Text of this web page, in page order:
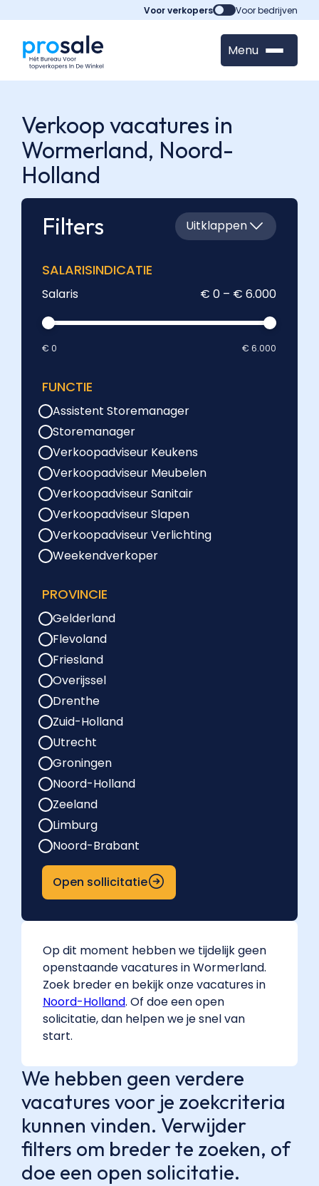
Voor verkopers Voor bedrijven
Menu
Verkoop vacatures in
Wormerland, Noord-
Holland
Filters
Uitklappen
SALARISINDICATIE
Salaris € 0 – € 6.000
€ 0 € 6.000
FUNCTIE
Assistent Storemanager
Storemanager
Verkoopadviseur Keukens
Verkoopadviseur Meubelen
Verkoopadviseur Sanitair
Verkoopadviseur Slapen
Verkoopadviseur Verlichting
Weekendverkoper
PROVINCIE
Gelderland
Flevoland
Friesland
Overijssel
Drenthe
Zuid-Holland
Utrecht
Groningen
Noord-Holland
Zeeland
Limburg
Noord-Brabant
Open sollicitatie
Op dit moment hebben we tijdelijk geen
openstaande vacatures in Wormerland.
Zoek breder en bekijk onze vacatures in
Noord-Holland. Of doe een open
solicitatie, dan helpen we je snel van
start.
We hebben geen verdere
vacatures voor je zoekcriteria
kunnen vinden. Verwijder
filters om breder te zoeken, of
doe een open solicitatie.